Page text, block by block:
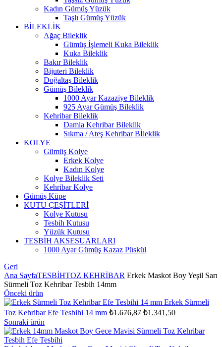
Kadın Gümüş Yüzük
Taşlı Gümüş Yüzük
BİLEKLİK
Ağaç Bileklik
Gümüş İşlemeli Kuka Bileklik
Kuka Bileklik
Bakır Bileklik
Bijuteri Bileklik
Doğaltaş Bileklik
Gümüş Bileklik
1000 Ayar Kazaziye Bileklik
925 Ayar Gümüş Bileklik
Kehribar Bileklik
Damla Kehribar Bileklik
Sıkma / Ateş Kehribar Bİleklik
KOLYE
Gümüş Kolye
Erkek Kolye
Kadın Kolye
Kolye Bileklik Seti
Kehribar Kolye
Gümüş Küpe
KUTU ÇEŞİTLERİ
Kolye Kutusu
Tesbih Kutusu
Yüzük Kutusu
TESBİH AKSESUARLARI
1000 Ayar Gümüş Kazaz Püskül
Geri
Ana SayfaTESBİHTOZ KEHRİBAR Erkek Maskot Boy Yeşil Sarı
Sürmeli Toz Kehribar Tesbih 14mm
Önceki ürün
Erkek Sürmeli
Toz Kehribar Efe Tesbihi 14 mm ₺1.676,87 Orijinal
₺1.676,87.
₺1.341,50Şu
fiyat:
Sonraki ürün